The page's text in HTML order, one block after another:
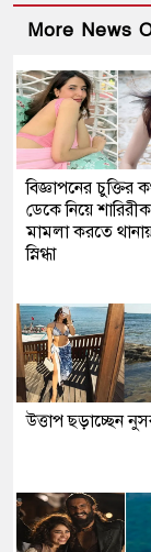
More News
বিজ্ঞাপনের চুক্তির
ডেকে নিয়ে শারিরীক
মামলা করতে
স্নিগ্ধা
উত্তাপ ছড়াচ্ছেন